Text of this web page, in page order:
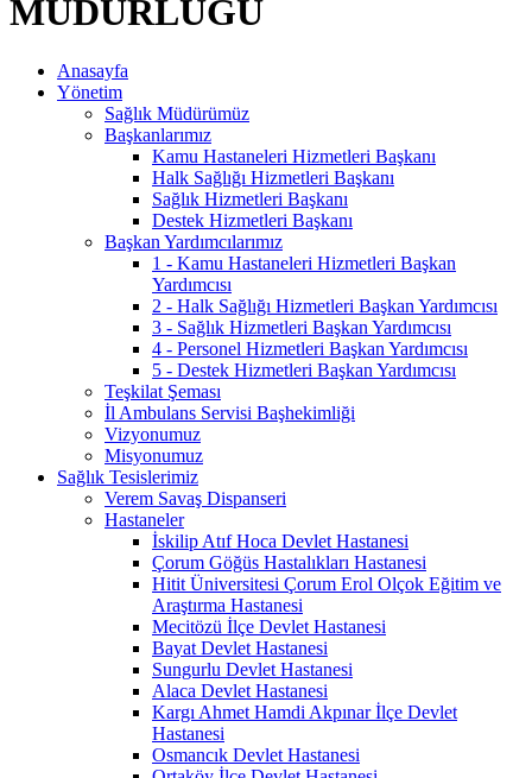
MÜDÜRLÜĞÜ
Anasayfa
Yönetim
Sağlık Müdürümüz
Başkanlarımız
Kamu Hastaneleri Hizmetleri Başkanı
Halk Sağlığı Hizmetleri Başkanı
Sağlık Hizmetleri Başkanı
Destek Hizmetleri Başkanı
Başkan Yardımcılarımız
1 - Kamu Hastaneleri Hizmetleri Başkan
Yardımcısı
2 - Halk Sağlığı Hizmetleri Başkan Yardımcısı
3 - Sağlık Hizmetleri Başkan Yardımcısı
4 - Personel Hizmetleri Başkan Yardımcısı
5 - Destek Hizmetleri Başkan Yardımcısı
Teşkilat Şeması
İl Ambulans Servisi Başhekimliği
Vizyonumuz
Misyonumuz
Sağlık Tesislerimiz
Verem Savaş Dispanseri
Hastaneler
İskilip Atıf Hoca Devlet Hastanesi
Çorum Göğüs Hastalıkları Hastanesi
Hitit Üniversitesi Çorum Erol Olçok Eğitim ve
Araştırma Hastanesi
Mecitözü İlçe Devlet Hastanesi
Bayat Devlet Hastanesi
Sungurlu Devlet Hastanesi
Alaca Devlet Hastanesi
Kargı Ahmet Hamdi Akpınar İlçe Devlet
Hastanesi
Osmancık Devlet Hastanesi